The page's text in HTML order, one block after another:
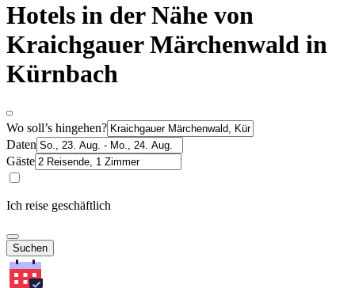
Hotels in der Nähe von
Kraichgauer Märchenwald in
Kürnbach
Wo soll’s hingehen?
Daten
Gäste
Ich reise geschäftlich
Suchen